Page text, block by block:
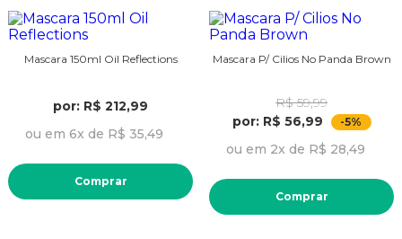
Mascara 150ml Oil Reflections
por: R$ 212,99
ou em 6x de R$ 35,49
Comprar
Mascara P/ Cilios No Panda Brown
R$ 59,99
por: R$ 56,99
-5%
ou em 2x de R$ 28,49
Comprar